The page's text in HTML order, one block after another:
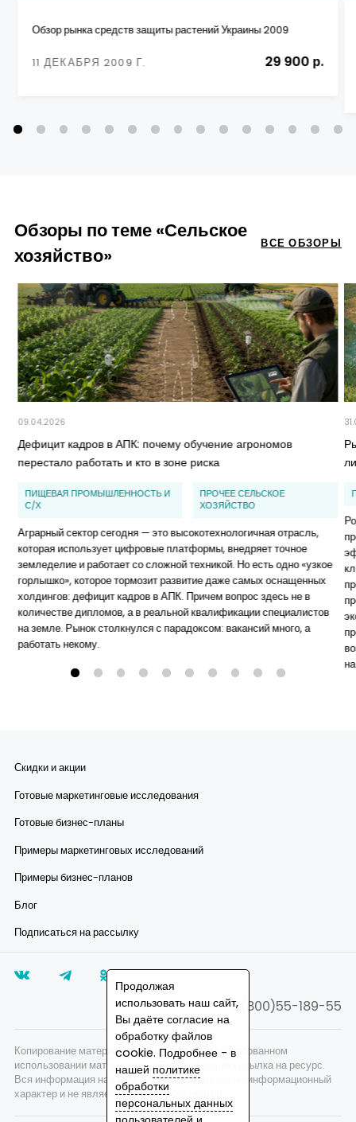
Обзор рынка средств защиты растений Украины 2009
11 ДЕКАБРЯ 2009 Г. 29 900 р.
Обзоры по теме «Сельское
хозяйство»
ВСЕ ОБЗОРЫ
09.04.2026
Дефицит кадров в АПК: почему обучение агрономов
перестало работать и кто в зоне риска
ПИЩЕВАЯ ПРОМЫШЛЕННОСТЬ И
С/Х
ПРОЧЕЕ СЕЛЬСКОЕ
ХОЗЯЙСТВО
Аграрный сектор сегодня — это высокотехнологичная отрасль,
которая использует цифровые платформы, внедряет точное
земледелие и работает со сложной техникой. Но есть одно «узкое
горлышко», которое тормозит развитие даже самых оснащенных
холдингов: дефицит кадров в АПК. Причем вопрос здесь не в
количестве дипломов, а в реальной квалификации специалистов
на земле. Рынок столкнулся с парадоксом: вакансий много, а
работать некому.
Скидки и акции
Готовые маркетинговые исследования
Готовые бизнес-планы
Примеры маркетинговых исследований
Примеры бизнес-планов
Блог
Подписаться на рассылку
8(800)55-189-55
Копирование материалов запрещено, при согласованном
использовании материалов сайта необходима ссылка на ресурс.
Вся информация на сайте носит исключительно информационный
характер и не является публичной офертой.
Продолжая
использовать наш сайт,
Вы даёте согласие на
обработку файлов
cookie. Подробнее - в
нашей политике
обработки
персональных данных